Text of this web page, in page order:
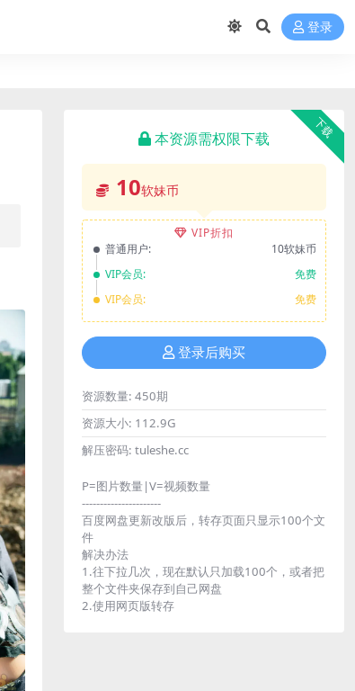
登录
下载
本资源需权限下载
10软妹币
VIP折扣
普通用户:
10软妹币
VIP会员:
免费
VIP会员:
免费
登录后购买
资源数量: 450期
资源大小: 112.9G
解压密码: tuleshe.cc
P=图片数量|V=视频数量
----------------------
百度网盘更新改版后，转存页面只显示100个文
件
解决办法
1.往下拉几次，现在默认只加载100个，或者把
整个文件夹保存到自己网盘
2.使用网页版转存